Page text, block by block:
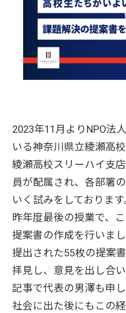
2023年11月よりNPO法
いる神奈川県立綾瀬高
綾瀬高校スリーハイ支
員が配属され、各部署
いく試みをしております
昨年度最後の授業で、
提案書の作成を行いま
提出された55枚の提案
拝見し、意見を出し合い
記事で代表の男澤も申
社会に出た後にもこの